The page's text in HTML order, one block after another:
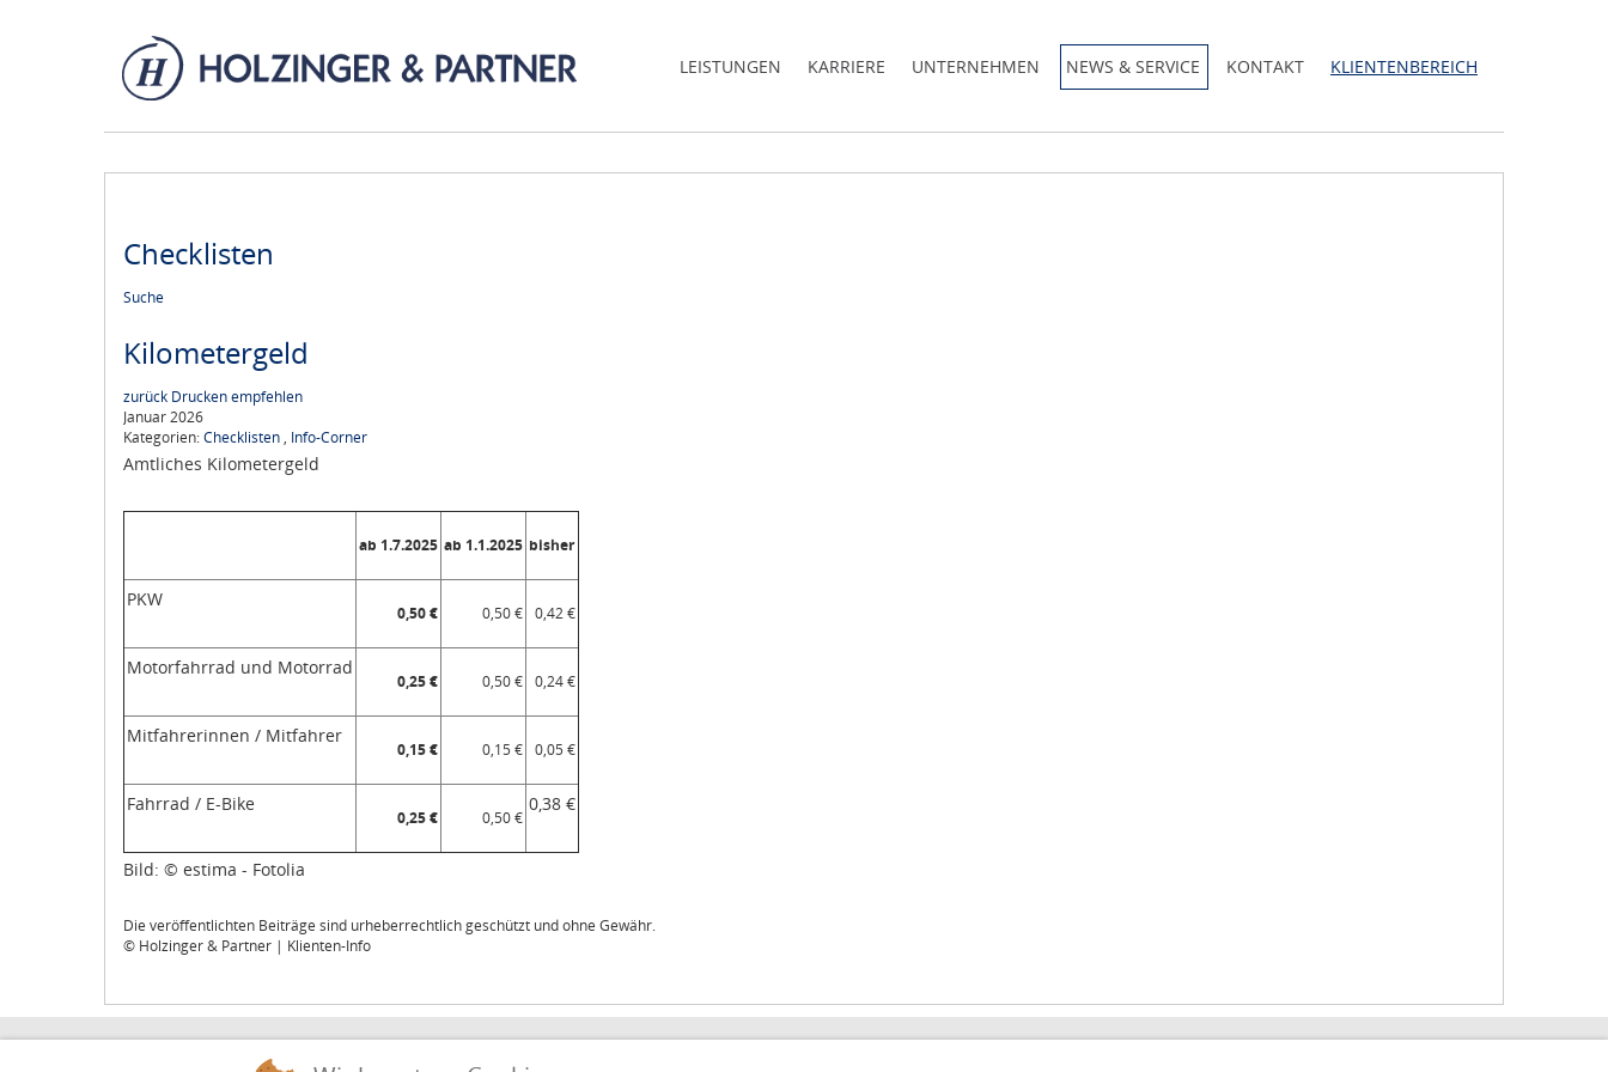
LEISTUNGEN KARRIERE UNTERNEHMEN NEWS & SERVICE KONTAKT KLIENTENBEREICH
Checklisten
Suche
Kilometergeld
zurück Druckenempfehlen
Januar 2026
Kategorien:Checklisten , Info-Corner
Amtliches Kilometergeld
ab 1.7.2025 ab 1.1.2025 bisher
PKW
0,50 € 0,50 € 0,42 €
Motorfahrrad und Motorrad
0,25 € 0,50 € 0,24 €
Mitfahrerinnen / Mitfahrer
0,15 € 0,15 € 0,05 €
Fahrrad / E-Bike
0,25 € 0,50 €
0,38 €
Bild: © estima - Fotolia
Die veröffentlichten Beiträge sind urheberrechtlich geschützt und ohne Gewähr.
© Holzinger & Partner | Klienten-Info